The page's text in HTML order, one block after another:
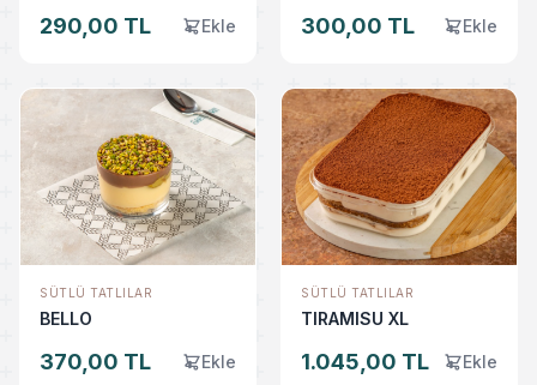
290,00 TL Ekle 300,00 TL Ekle
SÜTLÜ TATLILAR
BELLO
370,00 TL Ekle
SÜTLÜ TATLILAR
TIRAMISU XL
1.045,00 TL Ekle